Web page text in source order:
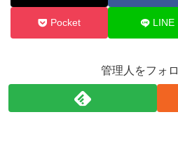
Pocket LINE
管理人をフォ